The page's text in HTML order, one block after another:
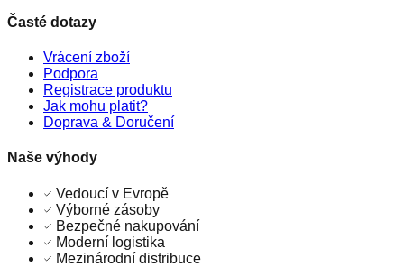
Časté dotazy
Vrácení zboží
Podpora
Registrace produktu
Jak mohu platit?
Doprava & Doručení
Naše výhody
Vedoucí v Evropě
Výborné zásoby
Bezpečné nakupování
Moderní logistika
Mezinárodní distribuce